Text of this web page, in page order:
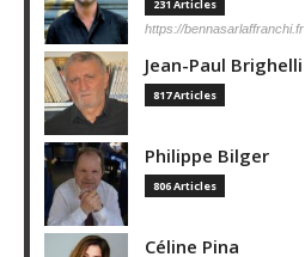
231 Articles
https://bennasarlaffranchi.fr
Jean-Paul Brighelli
817 Articles
Philippe Bilger
806 Articles
Céline Pina